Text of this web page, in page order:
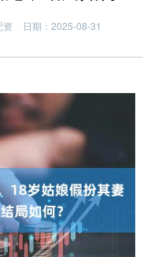
资
日期：2025-08-31